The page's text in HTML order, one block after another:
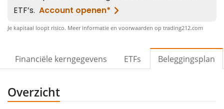
Je kapitaal loopt risico. Meer informatie en voorwaarden op trading212.com
Financiële kerngegevens ETFs Beleggingsplan
Overzicht